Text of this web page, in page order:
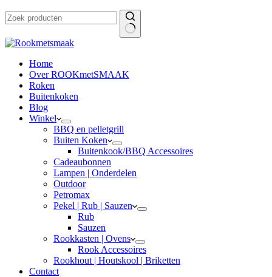
Home
Over ROOKmetSMAAK
Roken
Buitenkoken
Blog
Winkel
BBQ en pelletgrill
Buiten Koken
Buitenkook/BBQ Accessoires
Cadeaubonnen
Lampen | Onderdelen
Outdoor
Petromax
Pekel | Rub | Sauzen
Rub
Sauzen
Rookkasten | Ovens
Rook Accessoires
Rookhout | Houtskool | Briketten
Contact